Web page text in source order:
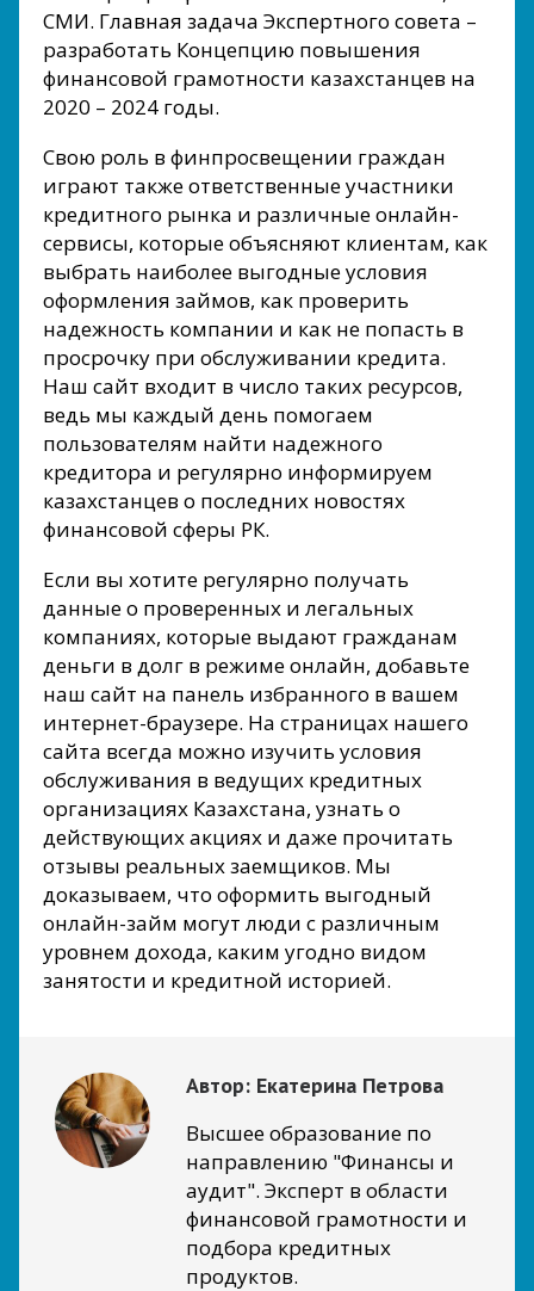
СМИ. Главная задача Экспертного совета –
разработать Концепцию повышения
финансовой грамотности казахстанцев на
2020 – 2024 годы.
Свою роль в финпросвещении граждан
играют также ответственные участники
кредитного рынка и различные онлайн-
сервисы, которые объясняют клиентам, как
выбрать наиболее выгодные условия
оформления займов, как проверить
надежность компании и как не попасть в
просрочку при обслуживании кредита.
Наш сайт входит в число таких ресурсов,
ведь мы каждый день помогаем
пользователям найти надежного
кредитора и регулярно информируем
казахстанцев о последних новостях
финансовой сферы РК.
Если вы хотите регулярно получать
данные о проверенных и легальных
компаниях, которые выдают гражданам
деньги в долг в режиме онлайн, добавьте
наш сайт на панель избранного в вашем
интернет-браузере. На страницах нашего
сайта всегда можно изучить условия
обслуживания в ведущих кредитных
организациях Казахстана, узнать о
действующих акциях и даже прочитать
отзывы реальных заемщиков. Мы
доказываем, что оформить выгодный
онлайн-займ могут люди с различным
уровнем дохода, каким угодно видом
занятости и кредитной историей.
Автор: Екатерина Петрова
Высшее образование по
направлению "Финансы и
аудит". Эксперт в области
финансовой грамотности и
подбора кредитных
продуктов.